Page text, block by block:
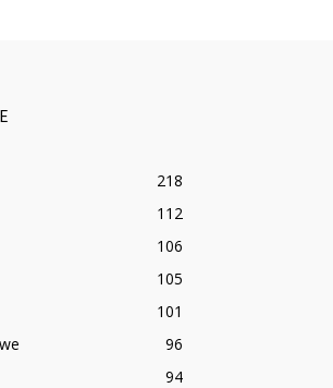
218
112
106
105
101
96
94